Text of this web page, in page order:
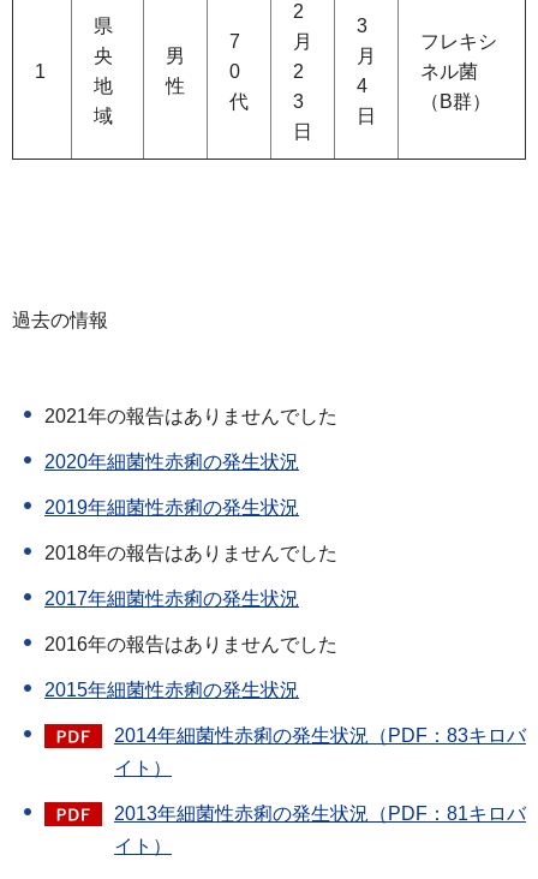
1
県
央
地
域
男
性
7
0
代
2
月
2
3
日
3
月
4
日
フレキシ
ネル菌
（B群）
過去の情報
2021年の報告はありませんでした
2020年細菌性赤痢の発生状況
2019年細菌性赤痢の発生状況
2018年の報告はありませんでした
2017年細菌性赤痢の発生状況
2016年の報告はありませんでした
2015年細菌性赤痢の発生状況
2014年細菌性赤痢の発生状況（PDF：83キロバ
イト）
2013年細菌性赤痢の発生状況（PDF：81キロバ
イト）